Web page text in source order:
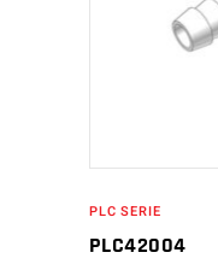
PLC SERIE
PLC42004